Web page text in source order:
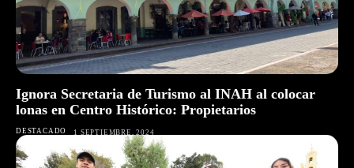
Ignora Secretaria de Turismo al INAH al colocar
lonas en Centro Histórico: Propietarios
DESTACADO 1 SEPTIEMBRE, 2024